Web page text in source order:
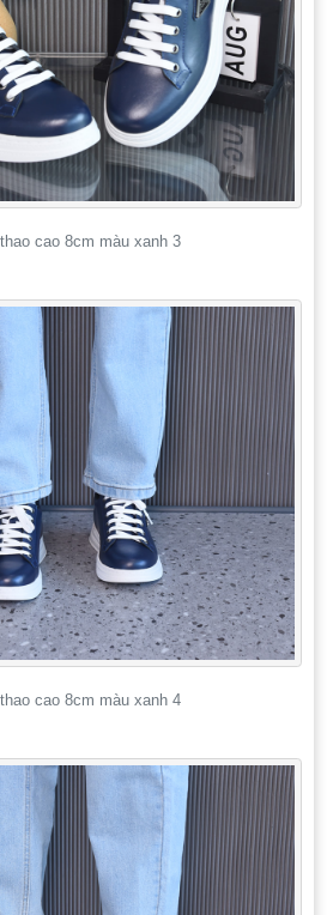
cao 8cm màu xanh 3
cao 8cm màu xanh 4